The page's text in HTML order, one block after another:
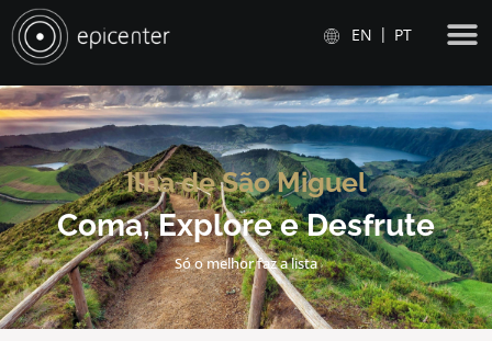
EN PT
Ilha de São Miguel
Coma, Explore e Desfrute
Só o melhor faz a lista